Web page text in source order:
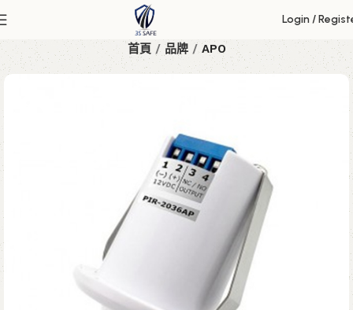
Login /
首頁 品牌 APO